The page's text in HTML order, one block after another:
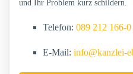
und Ihr Problem kurz schildern.
Telefon: 089 212 166-0
E-Mail: info@kanzlei-